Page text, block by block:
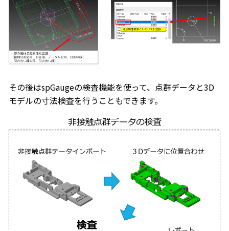
その後はspGaugeの検査機能を使って、点群データと3D
モデルの寸法検査を行うこともできます。